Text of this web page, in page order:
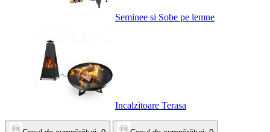
Seminee si Sobe pe lemne
Incalzitoare Terasa